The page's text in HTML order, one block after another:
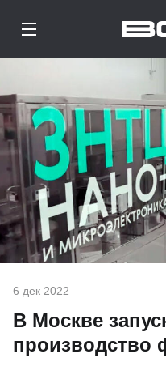
6 дек 2022
В Москве
производство